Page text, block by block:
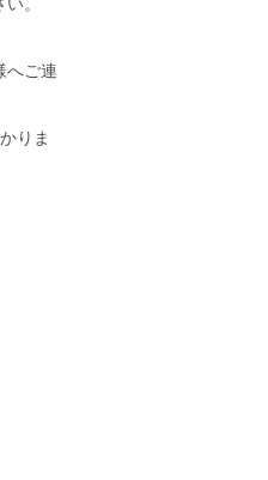
へご連
りま